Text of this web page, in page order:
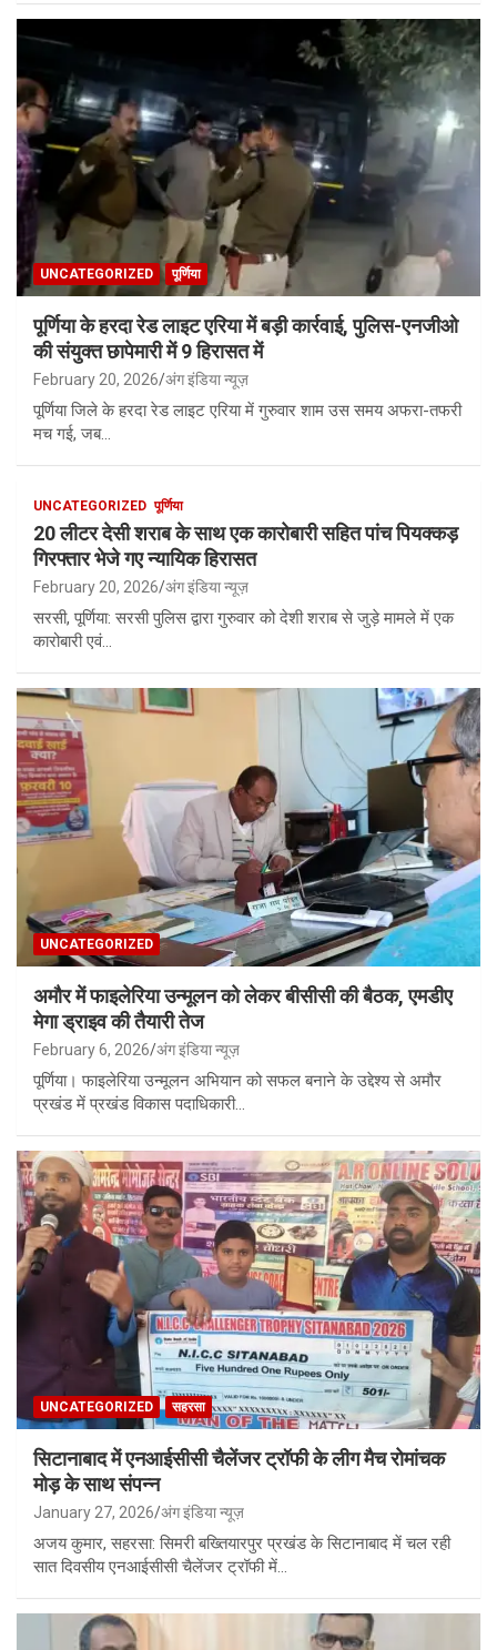
UNCATEGORIZED पूर्णिया
पूर्णिया के हरदा रेड लाइट एरिया में बड़ी कार्रवाई, पुलिस-एनजीओ
की संयुक्त छापेमारी में 9 हिरासत में
February 20, 2026 अंग इंडिया न्यूज़
पूर्णिया जिले के हरदा रेड लाइट एरिया में गुरुवार शाम उस समय अफरा-तफरी
मच गई, जब…
UNCATEGORIZED पूर्णिया
20 लीटर देसी शराब के साथ एक कारोबारी सहित पांच पियक्कड़
गिरफ्तार भेजे गए न्यायिक हिरासत
February 20, 2026 अंग इंडिया न्यूज़
सरसी, पूर्णिया: सरसी पुलिस द्वारा गुरुवार को देशी शराब से जुड़े मामले में एक
कारोबारी एवं…
UNCATEGORIZED
अमौर में फाइलेरिया उन्मूलन को लेकर बीसीसी की बैठक, एमडीए
मेगा ड्राइव की तैयारी तेज
February 6, 2026 अंग इंडिया न्यूज़
पूर्णिया। फाइलेरिया उन्मूलन अभियान को सफल बनाने के उद्देश्य से अमौर
प्रखंड में प्रखंड विकास पदाधिकारी…
UNCATEGORIZED सहरसा
सिटानाबाद में एनआईसीसी चैलेंजर ट्रॉफी के लीग मैच रोमांचक
मोड़ के साथ संपन्न
January 27, 2026 अंग इंडिया न्यूज़
अजय कुमार, सहरसा: सिमरी बख्तियारपुर प्रखंड के सिटानाबाद में चल रही
सात दिवसीय एनआईसीसी चैलेंजर ट्रॉफी में…